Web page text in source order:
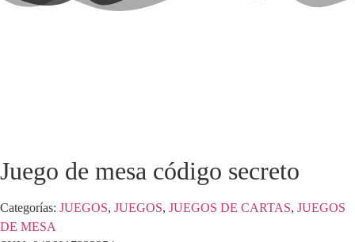
Juego de mesa código secreto
Categorías: JUEGOS, JUEGOS, JUEGOS DE CARTAS, JUEGOS
DE MESA